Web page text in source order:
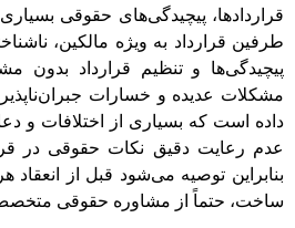
قراردادها، پیچیدگی‌های حقوقی
طرفین قرارداد به ویژه مالکین،
پیچیدگی‌ها و تنظیم قرارداد بدون
مشکلات عدیده و خسارات
داده است که بسیاری از اختلافات و
عدم رعایت دقیق نکات حقوقی در
بنابراین توصیه می‌شود قبل از انعقاد
ساخت، حتماً از مشاوره حقوقی